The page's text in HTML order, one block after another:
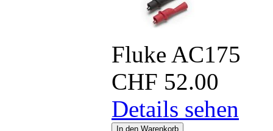
Fluke AC175
CHF 52.00
Details sehen